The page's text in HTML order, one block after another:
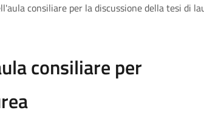
consiliare per la discussione della tesi di
consiliare per